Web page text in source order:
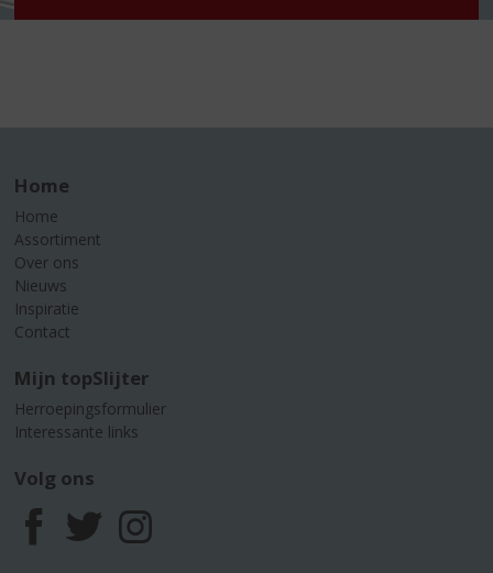
Home
Home
Assortiment
Over ons
Nieuws
Inspiratie
Contact
Mijn topSlijter
Herroepingsformulier
Interessante links
Volg ons
F
T
I